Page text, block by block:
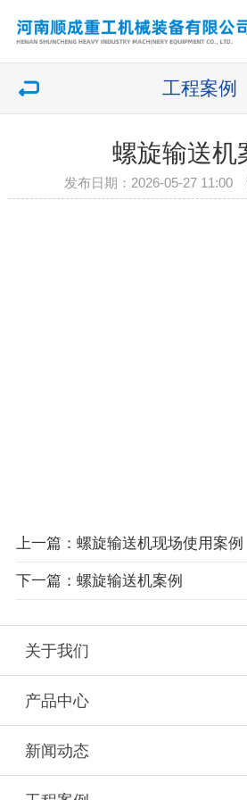
工程案例
螺旋输送机
发布日期：2026-05-27 11:00
上一篇：螺旋输送机现场使用案例
下一篇：螺旋输送机案例
关于我们
产品中心
新闻动态